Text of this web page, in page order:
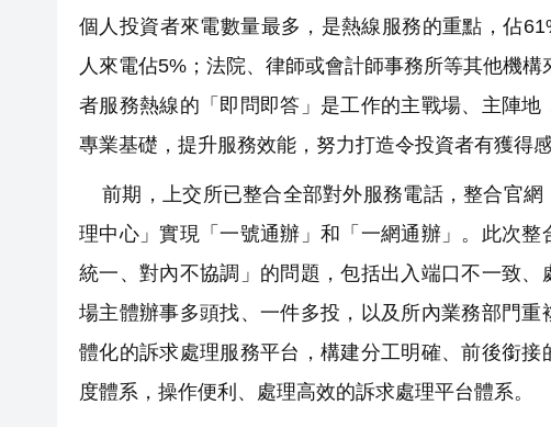
個人投資者來電數量最多，是熱線服務的重點，佔
人來電佔5%；法院、律師或會計師事務所等其他機
者服務熱線的「即問即答」是工作的主戰場、主陣
專業基礎，提升服務效能，努力打造令投資者有獲得
前期，上交所已整合全部對外服務電話，整合官網
理中心」實現「一號通辦」和「一網通辦」。此次
統一、對內不協調」的問題，包括出入端口不一致
場主體辦事多頭找、一件多投，以及所內業務部門
體化的訴求處理服務平台，構建分工明確、前後銜
度體系，操作便利、處理高效的訴求處理平台體系。